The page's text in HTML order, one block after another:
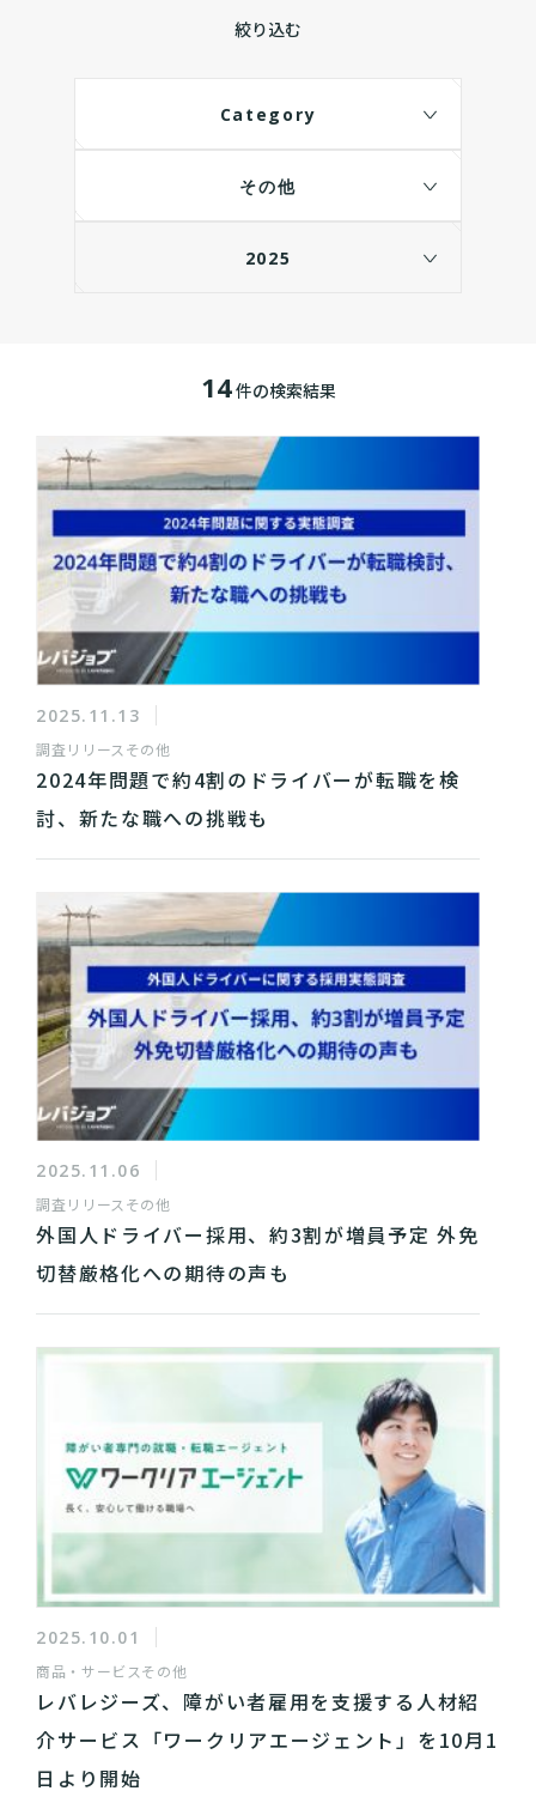
絞り込む
Category
その他
2025
14件の検索結果
2025.11.13
調査リリース その他
2024年問題で約4割のドライバーが転職を検
討、新たな職への挑戦も
2025.11.06
調査リリース その他
外国人ドライバー採用、約3割が増員予定 外免
切替厳格化への期待の声も
2025.10.01
商品・サービスその他
レバレジーズ、障がい者雇用を支援する人材紹
介サービス「ワークリアエージェント」を10月1
日より開始